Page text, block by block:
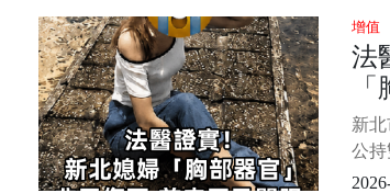
觀眾
聞，
幾
停
透露
增值
法
前
人
新
公持
身慘